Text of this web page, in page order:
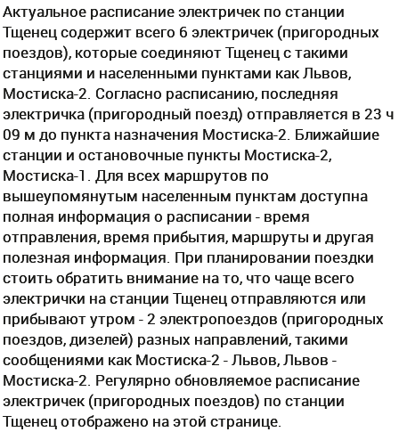
Актуальное расписание электричек по станции
Тщенец содержит всего 6 электричек (пригородных
поездов), которые соединяют Тщенец с такими
станциями и населенными пунктами как Львов,
Мостиска-2. Согласно расписанию, последняя
электричка (пригородный поезд) отправляется в 23 ч
09 м до пункта назначения Мостиска-2. Ближайшие
станции и остановочные пункты Мостиска-2,
Мостиска-1. Для всех маршрутов по
вышеупомянутым населенным пунктам доступна
полная информация о расписании - время
отправления, время прибытия, маршруты и другая
полезная информация. При планировании поездки
стоить обратить внимание на то, что чаще всего
электрички на станции Тщенец отправляются или
прибывают утром - 2 электропоездов (пригородных
поездов, дизелей) разных направлений, такими
сообщениями как Мостиска-2 - Львов, Львов -
Мостиска-2. Регулярно обновляемое расписание
электричек (пригородных поездов) по станции
Тщенец отображено на этой странице.